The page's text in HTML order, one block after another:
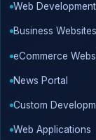
Web Development
Business Websites
eCommerce
News Portal
Custom
Web Applications